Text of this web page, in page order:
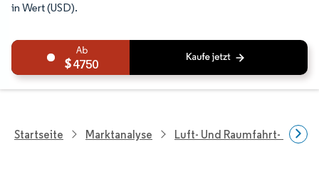
in Wert (USD).
4750
Startseite Marktanalyse Luft- Und Raumfahrt- Und